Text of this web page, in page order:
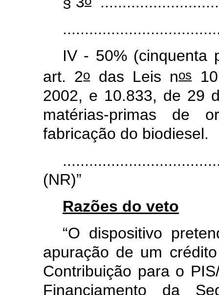
IV - 50% (cinquenta
art. 2odas Leis nos
2002, e 10.833, de 29
matérias-primas de
fabricação do biodiesel.
(NR)”
Razões do veto
“O dispositivo
apuração de um
Contribuição para o
Financiamento da